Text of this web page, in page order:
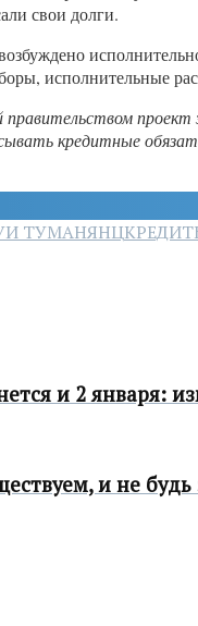
свои долги.
исполнительные
кредитные
ТУМАНЯНЦ
и 2 января:
и не